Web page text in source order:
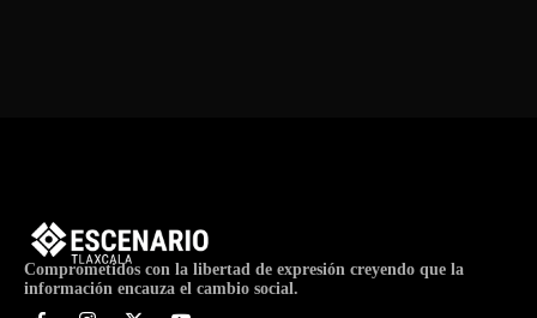
Comprometidos con la libertad de expresión creyendo que la
información encauza el cambio social.